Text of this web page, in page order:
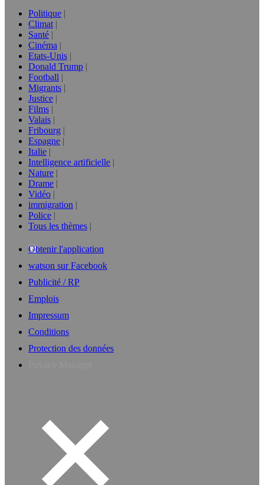
Politique
Climat
Santé
Cinéma
Etats-Unis
Donald Trump
Football
Migrants
Justice
Films
Valais
Fribourg
Espagne
Italie
Intelligence artificielle
Nature
Drame
Vidéo
immigration
Police
Tous les thèmes
Obtenir l'application
watson sur Facebook
Publicité / RP
Emplois
Impressum
Conditions
Protection des données